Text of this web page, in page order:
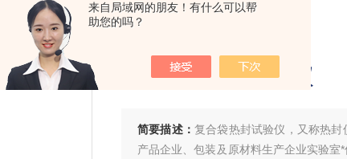
来自局域网的朋友！有什么可以帮
助您的吗？
> WHS-03复合袋热封试验仪
复合袋热封试验仪
简要描述： 复合袋热封试验仪，又称热
产品企业、包装及原材料生产企业实验